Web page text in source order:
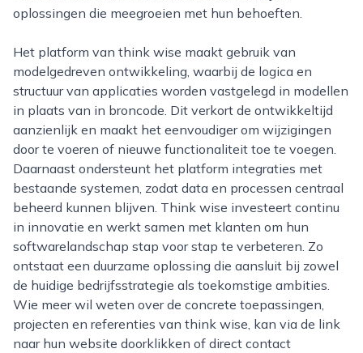
oplossingen die meegroeien met hun behoeften.
Het platform van think wise maakt gebruik van
modelgedreven ontwikkeling, waarbij de logica en
structuur van applicaties worden vastgelegd in modellen
in plaats van in broncode. Dit verkort de ontwikkeltijd
aanzienlijk en maakt het eenvoudiger om wijzigingen
door te voeren of nieuwe functionaliteit toe te voegen.
Daarnaast ondersteunt het platform integraties met
bestaande systemen, zodat data en processen centraal
beheerd kunnen blijven. Think wise investeert continu
in innovatie en werkt samen met klanten om hun
softwarelandschap stap voor stap te verbeteren. Zo
ontstaat een duurzame oplossing die aansluit bij zowel
de huidige bedrijfsstrategie als toekomstige ambities.
Wie meer wil weten over de concrete toepassingen,
projecten en referenties van think wise, kan via de link
naar hun website doorklikken of direct contact